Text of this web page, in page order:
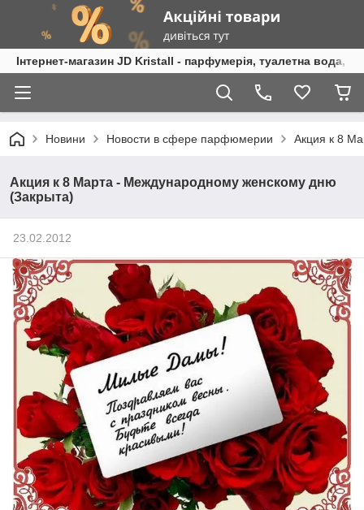
Інтернет-магазин JD Kristall - парфумерія, туалетна вода,
Новини Новости в сфере парфюмерии Акция к 8
Акция к 8 Марта - Международному женскому дню
(Закрыта)
23.02.2012